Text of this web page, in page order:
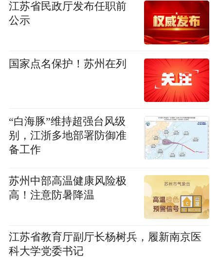
江苏省民政厅发布任职前
公示
国家点名保护！苏州在列
“白海豚”维持超强台风级
别，江浙多地部署防御准
备工作
苏州中部高温健康风险极
高！注意防暑降温
江苏省教育厅副厅长杨树兵，履新南京医
科大学党委书记